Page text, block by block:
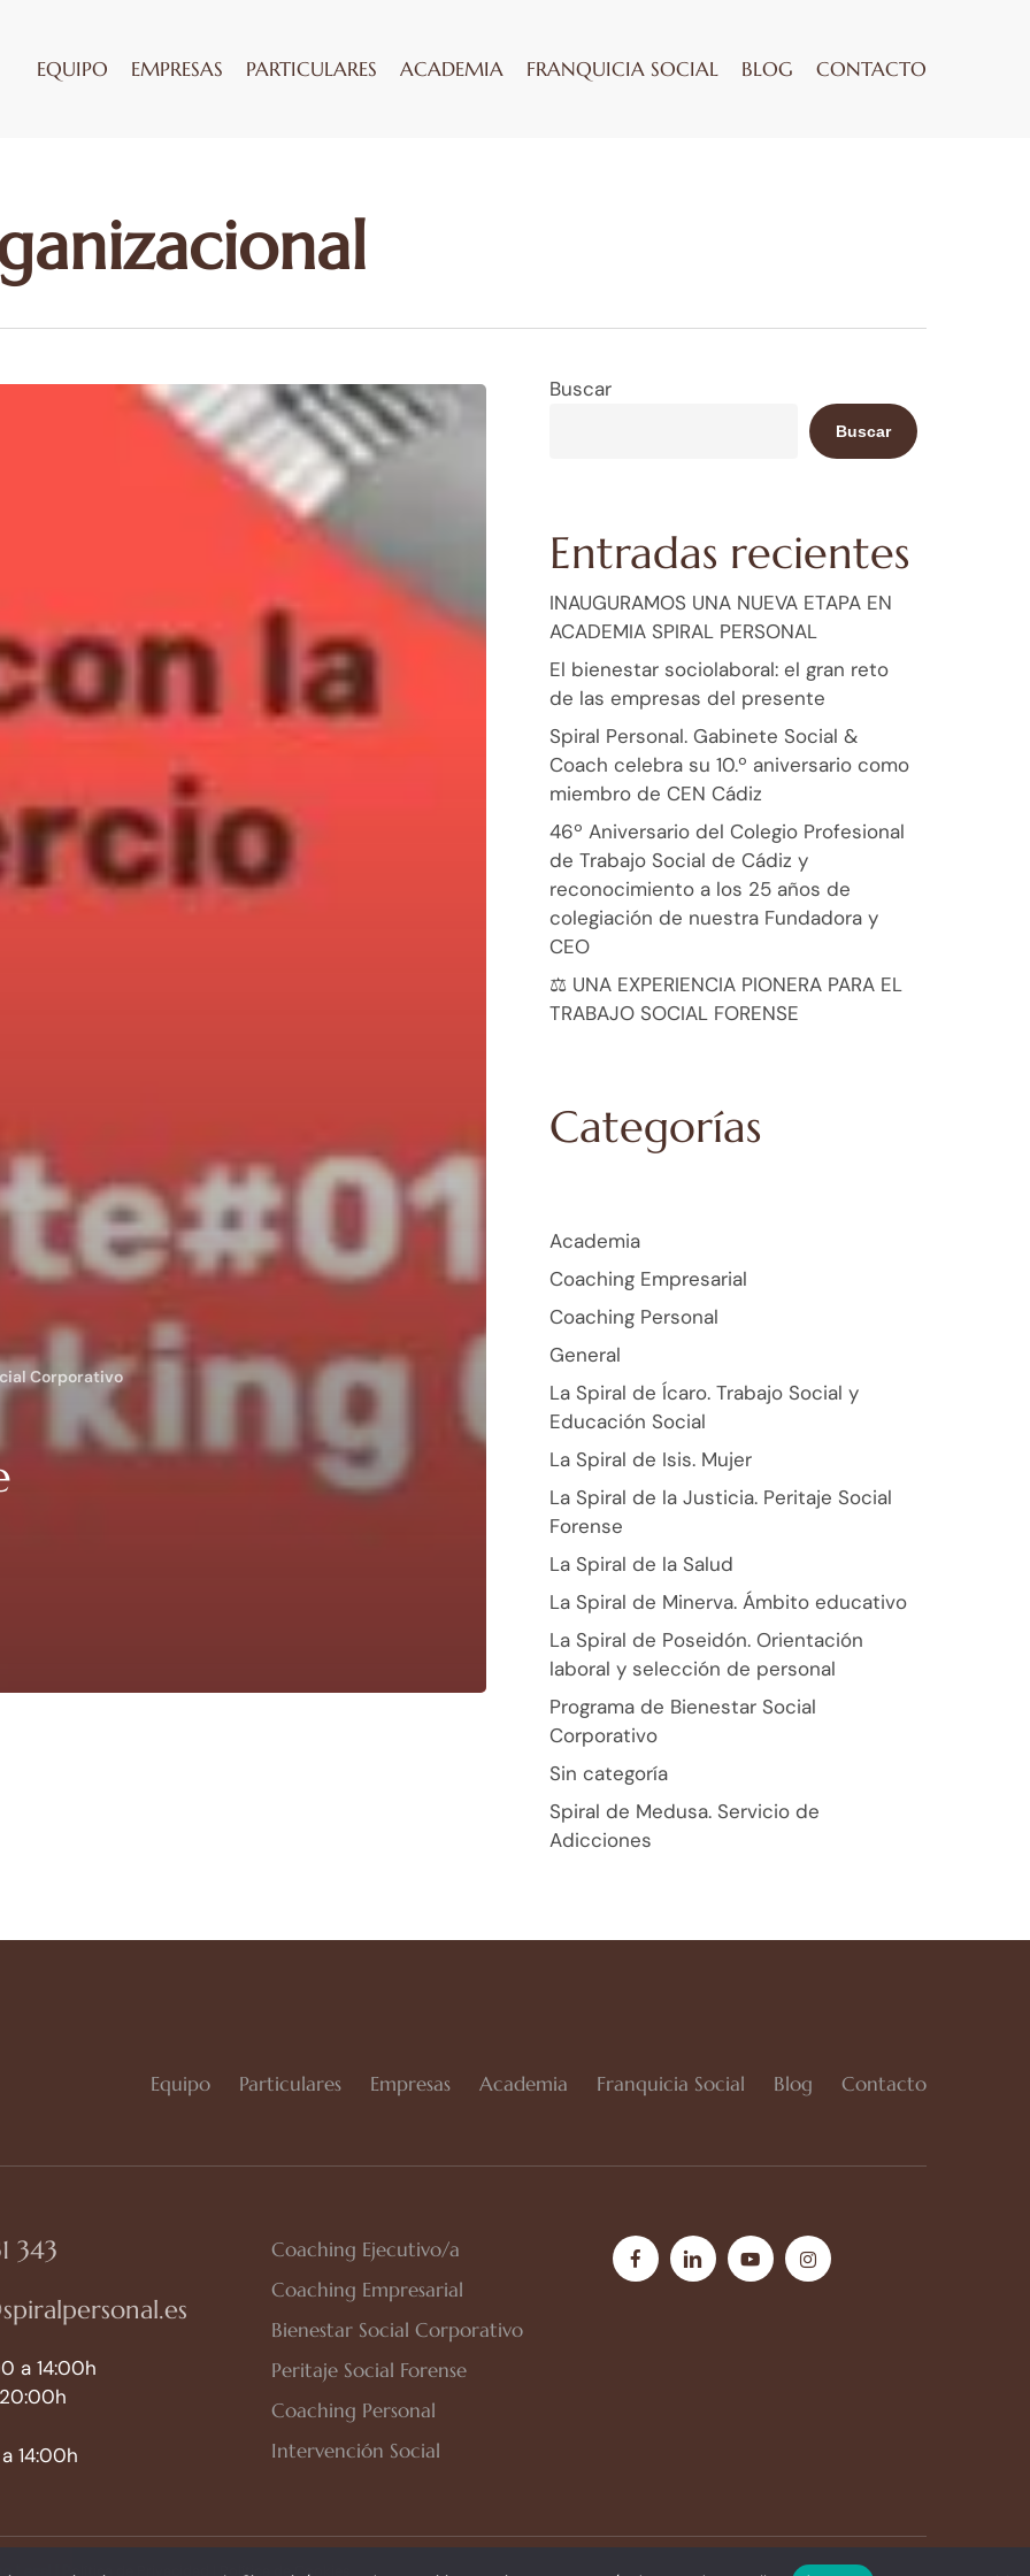
EQUIPO EMPRESAS PARTICULARES ACADEMIA FRANQUICIA SOCIAL BLOG CONTACTO
Corporativo
Buscar
Buscar
Entradas recientes
INAUGURAMOS UNA NUEVA ETAPA EN
ACADEMIA SPIRAL PERSONAL
El bienestar sociolaboral: el gran reto
de las empresas del presente
Spiral Personal. Gabinete Social &
Coach celebra su 10.º aniversario como
miembro de CEN Cádiz
46º Aniversario del Colegio Profesional
de Trabajo Social de Cádiz y
reconocimiento a los 25 años de
colegiación de nuestra Fundadora y
CEO
⚖️ UNA EXPERIENCIA PIONERA PARA EL
TRABAJO SOCIAL FORENSE
Categorías
Academia
Coaching Empresarial
Coaching Personal
General
La Spiral de Ícaro. Trabajo Social y
Educación Social
La Spiral de Isis. Mujer
La Spiral de la Justicia. Peritaje Social
Forense
La Spiral de la Salud
La Spiral de Minerva. Ámbito educativo
La Spiral de Poseidón. Orientación
laboral y selección de personal
Programa de Bienestar Social
Corporativo
Sin categoría
Spiral de Medusa. Servicio de
Adicciones
Equipo Particulares Empresas Academia Franquicia Social Blog Contacto
343
a 14:00h
14:00h
Coaching Ejecutivo/a
Coaching Empresarial
Bienestar Social Corporativo
Peritaje Social Forense
Coaching Personal
Intervención Social
facebooklinkedinyoutubeinstagram
Legal Política de Privacidad Política de Cookies